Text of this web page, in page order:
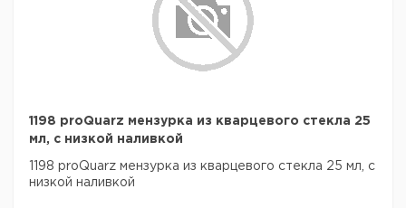
1198 proQuarz мензурка из кварцевого стекла 25
мл, с низкой наливкой
1198 proQuarz мензурка из кварцевого стекла 25 мл, с
низкой наливкой